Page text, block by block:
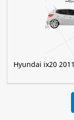
Hyundai ix20 2011